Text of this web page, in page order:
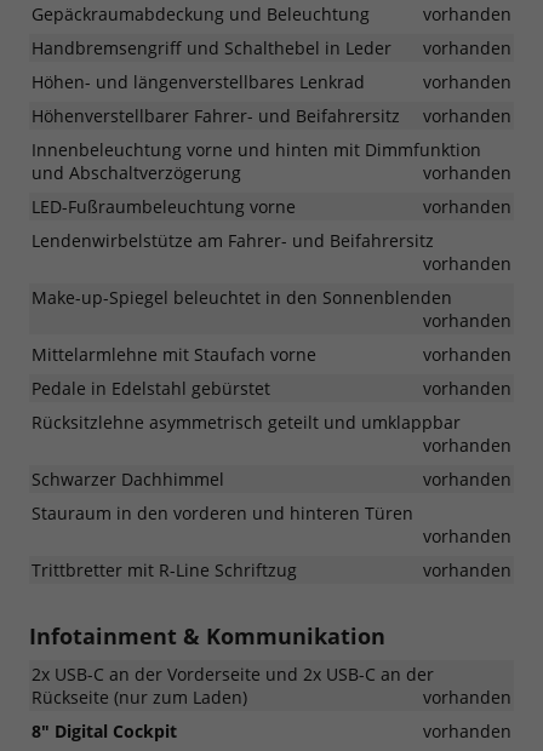
Gepäckraumabdeckung und Beleuchtung
vorhanden
Handbremsengriff und Schalthebel in Leder
vorhanden
Höhen- und längenverstellbares Lenkrad
vorhanden
Höhenverstellbarer Fahrer- und Beifahrersitz
vorhanden
Innenbeleuchtung vorne und hinten mit Dimmfunktion
und Abschaltverzögerung
vorhanden
LED-Fußraumbeleuchtung vorne
vorhanden
Lendenwirbelstütze am Fahrer- und Beifahrersitz
vorhanden
Make-up-Spiegel beleuchtet in den Sonnenblenden
vorhanden
Mittelarmlehne mit Staufach vorne
vorhanden
Pedale in Edelstahl gebürstet
vorhanden
Rücksitzlehne asymmetrisch geteilt und umklappbar
vorhanden
Schwarzer Dachhimmel
vorhanden
Stauraum in den vorderen und hinteren Türen
vorhanden
Trittbretter mit R-Line Schriftzug
vorhanden
Infotainment & Kommunikation
2x USB-C an der Vorderseite und 2x USB-C an der
Rückseite (nur zum Laden)
vorhanden
8" Digital Cockpit
vorhanden